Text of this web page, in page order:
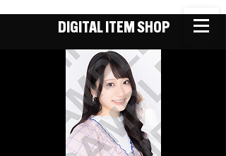
DIGITAL ITEM SHOP